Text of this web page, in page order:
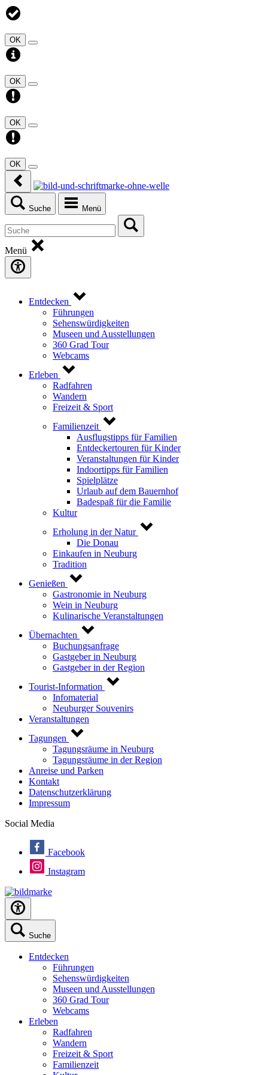
OK
OK
OK
OK
Suche Menü
Menü
Entdecken
Führungen
Sehenswürdigkeiten
Museen und Ausstellungen
360 Grad Tour
Webcams
Erleben
Radfahren
Wandern
Freizeit & Sport
Familienzeit
Ausflugstipps für Familien
Entdeckertouren für Kinder
Veranstaltungen für Kinder
Indoortipps für Familien
Spielplätze
Urlaub auf dem Bauernhof
Badespaß für die Familie
Kultur
Erholung in der Natur
Die Donau
Einkaufen in Neuburg
Tradition
Genießen
Gastronomie in Neuburg
Wein in Neuburg
Kulinarische Veranstaltungen
Übernachten
Buchungsanfrage
Gastgeber in Neuburg
Gastgeber in der Region
Tourist-Information
Infomaterial
Neuburger Souvenirs
Veranstaltungen
Tagungen
Tagungsräume in Neuburg
Tagungsräume in der Region
Anreise und Parken
Kontakt
Datenschutzerklärung
Impressum
Social Media
Facebook
Instagram
Suche
Entdecken
Führungen
Sehenswürdigkeiten
Museen und Ausstellungen
360 Grad Tour
Webcams
Erleben
Radfahren
Wandern
Freizeit & Sport
Familienzeit